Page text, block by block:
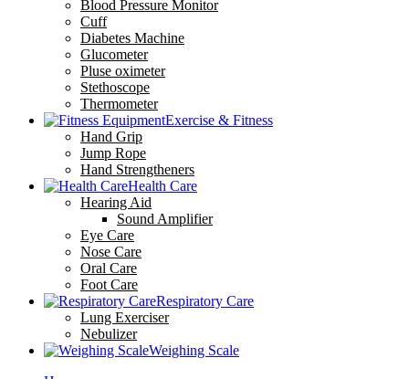
Blood Pressure Monitor
Cuff
Diabetes Machine
Glucometer
Pluse oximeter
Stethoscope
Thermometer
Exercise & Fitness
Hand Grip
Jump Rope
Hand Strengtheners
Health Care
Hearing Aid
Sound Amplifier
Eye Care
Nose Care
Oral Care
Foot Care
Respiratory Care
Lung Exerciser
Nebulizer
Weighing Scale